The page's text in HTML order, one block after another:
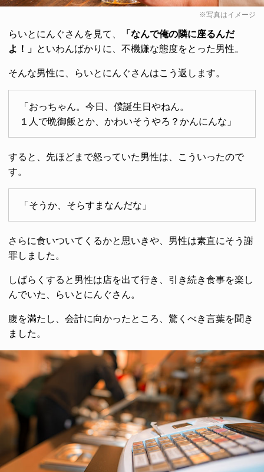
※写真はイメージ
らいとにんぐさんを見て、
「なんで俺の隣に座るんだ
よ！」 といわんばかりに、不機嫌な態度をとった男性。
そんな男性に、らいとにんぐさんはこう返します。
「おっちゃん。今日、僕誕生日やねん。
１人で晩御飯とか、かわいそうやろ？かんにんな」
すると、先ほどまで怒っていた男性は、こういったので
す。
「そうか、そらすまなんだな」
さらに食いついてくるかと思いきや、男性は素直にそう謝
罪しました。
しばらくすると男性は店を出て行き、引き続き食事を楽し
んでいた、らいとにんぐさん。
腹を満たし、会計に向かったところ、驚くべき言葉を聞き
ました。